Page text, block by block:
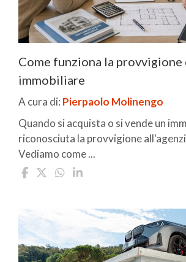
Come funziona la provvigione
immobiliare
A cura di: Pierpaolo Molinengo
Quando si acquista o si vende un
riconosciuta la provvigione
Vediamo come ...